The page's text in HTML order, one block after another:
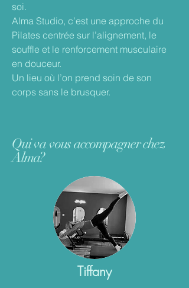
soi.
Alma Studio, c’est une approche du
Pilates centrée sur l’alignement, le
souffle et le renforcement musculaire
en douceur.
Un lieu où l’on prend soin de son
corps sans le brusquer.
Qui va vous accompagner chez
Alma?
Tiffany